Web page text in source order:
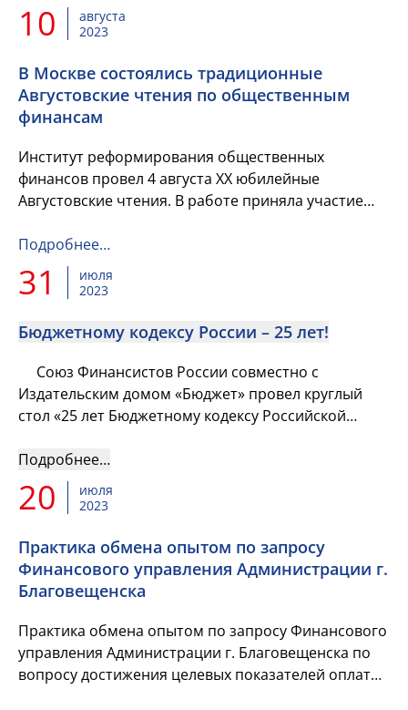
10
августа
2023
В Москве состоялись традиционные
Августовские чтения по общественным
финансам
Институт реформирования общественных
финансов провел 4 августа XX юбилейные
Августовские чтения. В работе приняла участие
Елена Волкомурова
Подробнее…
31
июля
2023
Бюджетному кодексу России – 25 лет!
Союз Финансистов России совместно с
Издательским домом «Бюджет» провел круглый
стол «25 лет Бюджетному кодексу Российской
базе Нау...
Подробнее…
20
июля
2023
Практика обмена опытом по запросу
Финансового управления Администрации г.
Благовещенска
Практика обмена опытом по запросу Финансового
управления Администрации г. Благовещенска по
вопросу достижения целевых показателей оплаты